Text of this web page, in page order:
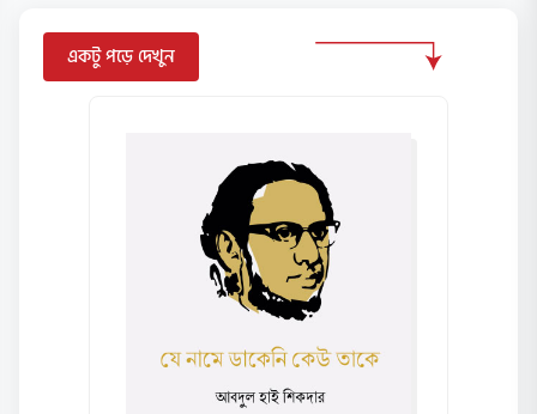
একটু পড়ে দেখুন